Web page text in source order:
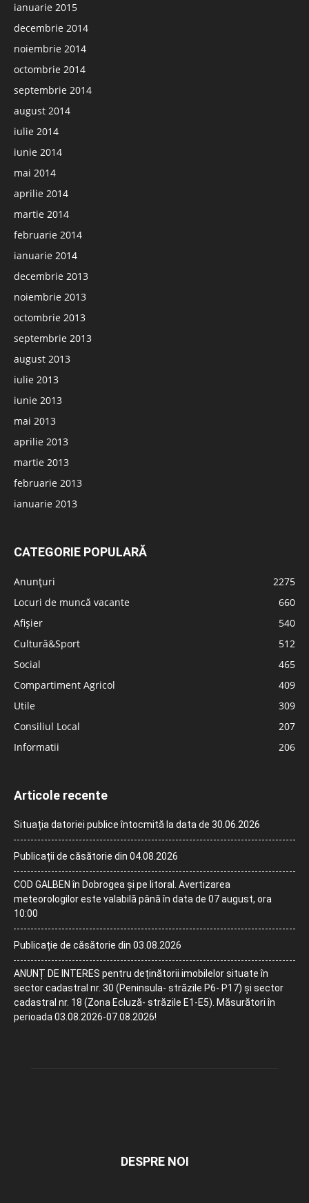
ianuarie 2015
decembrie 2014
noiembrie 2014
octombrie 2014
septembrie 2014
august 2014
iulie 2014
iunie 2014
mai 2014
aprilie 2014
martie 2014
februarie 2014
ianuarie 2014
decembrie 2013
noiembrie 2013
octombrie 2013
septembrie 2013
august 2013
iulie 2013
iunie 2013
mai 2013
aprilie 2013
martie 2013
februarie 2013
ianuarie 2013
CATEGORIE POPULARĂ
Anunțuri
2275
Locuri de muncă vacante
660
Afișier
540
Cultură&Sport
512
Social
465
Compartiment Agricol
409
Utile
309
Consiliul Local
207
Informatii
206
Articole recente
Situația datoriei publice întocmită la data de 30.06.2026
Publicații de căsătorie din 04.08.2026
COD GALBEN în Dobrogea și pe litoral. Avertizarea
meteorologilor este valabilă până în data de 07 august, ora
10:00
Publicație de căsătorie din 03.08.2026
ANUNȚ DE INTERES pentru deținătorii imobilelor situate în
sector cadastral nr. 30 (Peninsula- străzile P6- P17) și sector
cadastral nr. 18 (Zona Ecluză- străzile E1-E5). Măsurători în
perioada 03.08.2026-07.08.2026!
DESPRE NOI